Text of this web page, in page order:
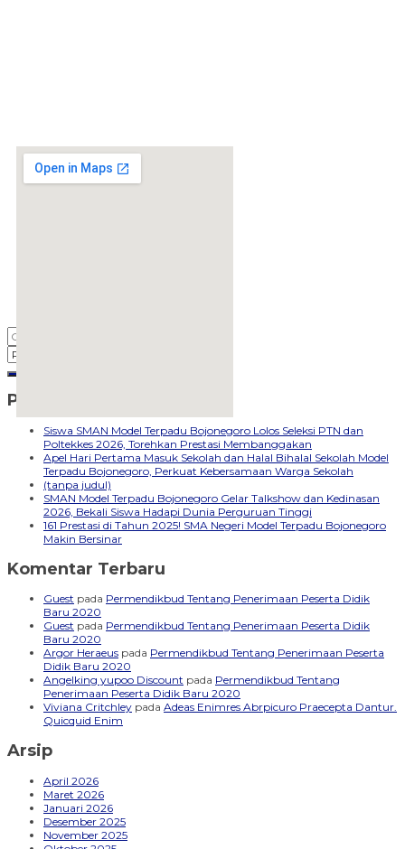
embedgooglemap.net
Pos-pos Terbaru
Siswa SMAN Model Terpadu Bojonegoro Lolos Seleksi PTN dan
Poltekkes 2026, Torehkan Prestasi Membanggakan
Apel Hari Pertama Masuk Sekolah dan Halal Bihalal Sekolah Model
Terpadu Bojonegoro, Perkuat Kebersamaan Warga Sekolah
(tanpa judul)
SMAN Model Terpadu Bojonegoro Gelar Talkshow dan Kedinasan
2026, Bekali Siswa Hadapi Dunia Perguruan Tinggi
161 Prestasi di Tahun 2025! SMA Negeri Model Terpadu Bojonegoro
Makin Bersinar
Komentar Terbaru
Guest pada Permendikbud Tentang Penerimaan Peserta Didik
Baru 2020
Guest pada Permendikbud Tentang Penerimaan Peserta Didik
Baru 2020
Argor Heraeus pada Permendikbud Tentang Penerimaan Peserta
Didik Baru 2020
Angelking yupoo Discount pada Permendikbud Tentang
Penerimaan Peserta Didik Baru 2020
Viviana Critchley pada Adeas Enimres Abrpicuro Praecepta Dantur.
Quicquid Enim
Arsip
April 2026
Maret 2026
Januari 2026
Desember 2025
November 2025